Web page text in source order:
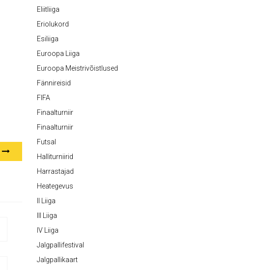
Eliitliiga
Eriolukord
Esiliiga
Euroopa Liiga
Euroopa Meistrivõistlused
Fännireisid
FIFA
Finaalturniir
Finaalturniir
Futsal
Halliturniirid
Harrastajad
Heategevus
II Liiga
III Liiga
IV Liiga
Jalgpallifestival
Jalgpallikaart